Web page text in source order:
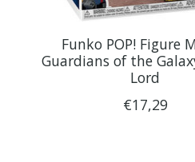
Funko POP! Figure
Guardians of the
Lord
€17,29